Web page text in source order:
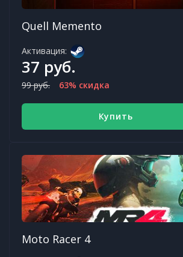
Quell Memento
Активация:
37 руб.
99 руб. 63% скидка
Купить
Moto Racer 4